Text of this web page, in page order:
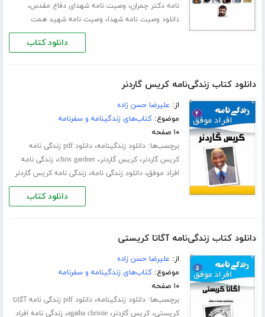
نامه دکتر چمران، وصیت نامه شهدای دفاع مقدس،
دانلود وصیت نامه شهدا، وصیت نامه شهید همت
دانلود کتاب
دانلود کتاب زندگی‌نامه کریس گاردنر
از: علیرضا حسن زاده
موضوع:کتاب‌های زندگینامه و سفرنامه
۱۰ صفحه
برچسب‌ها:دانلود زندگینامه،
دانلود pdf زندگی نامه
کریس گاردنر،کریس گاردنر،chris gardner، زندگی نامه
افراد موفق،دانلود زندگی نامه، زندگی نامه کریس گاردنر
دانلود کتاب
دانلود کتاب زندگی‌نامه آگاتا کریستی
از: علیرضا حسن زاده
موضوع:کتاب‌های زندگینامه و سفرنامه
۱۰ صفحه
برچسب‌ها:دانلود زندگینامه،
دانلود pdf زندگی نامه آگاتا
کریستی،کریس گاردنر،agatha christie، زندگی نامه افراد